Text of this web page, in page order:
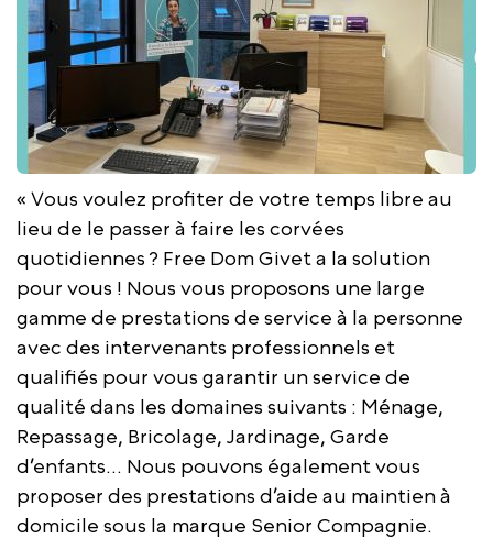
« Vous voulez profiter de votre temps libre au
lieu de le passer à faire les corvées
quotidiennes ? Free Dom Givet a la solution
pour vous ! Nous vous proposons une large
gamme de prestations de service à la personne
avec des intervenants professionnels et
qualifiés pour vous garantir un service de
qualité dans les domaines suivants : Ménage,
Repassage, Bricolage, Jardinage, Garde
d’enfants… Nous pouvons également vous
proposer des prestations d’aide au maintien à
domicile sous la marque Senior Compagnie.